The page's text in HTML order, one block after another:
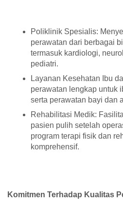
Poliklinik Spesialis:
perawatan dari berbagai
termasuk kardiologi,
pediatri.
Layanan Kesehatan Ibu
perawatan lengkap untuk
serta perawatan bayi dan
Rehabilitasi Medik:
pasien pulih setelah
program terapi fisik dan
komprehensif.
Komitmen Terhadap Kualitas